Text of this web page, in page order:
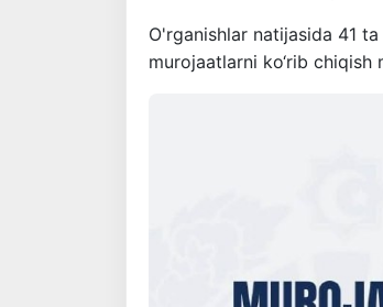
O'rganishlar natijasida 41
murojaatlarni ko‘rib